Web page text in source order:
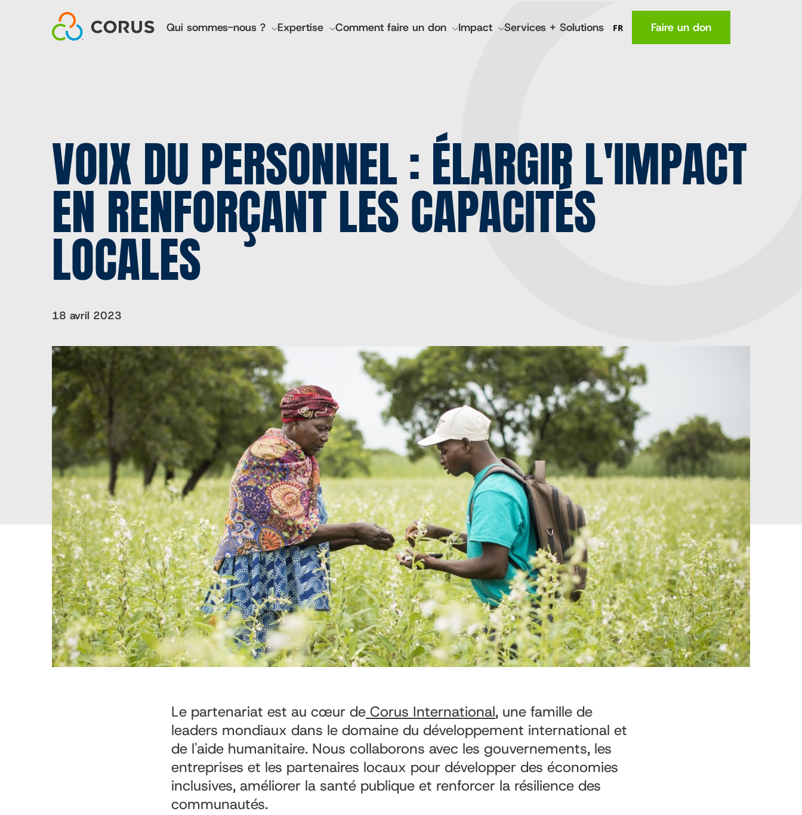
NAVIGATION
Qui sommes-nous ?
CGA Technologies
Investissement de base
Marques des marchés fermiers
Cadasta
Connaissances
Revenus
Expertise Comment faire un don Impact Services + Solutions FR Faire un don
VOIX DU PERSONNEL : ÉLARGIR L'IMPACT
EN RENFORÇANT LES CAPACITÉS
LOCALES
18 avril 2023
Le partenariat est au cœur de Corus International, une famille de
leaders mondiaux dans le domaine du développement international et
de l'aide humanitaire. Nous collaborons avec les gouvernements, les
entreprises et les partenaires locaux pour développer des économies
inclusives, améliorer la santé publique et renforcer la résilience des
communautés.